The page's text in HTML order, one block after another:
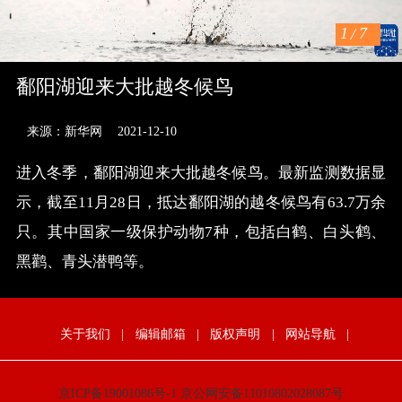
1 / 7
鄱阳湖迎来大批越冬候鸟
来源：新华网 2021-12-10
进入冬季，鄱阳湖迎来大批越冬候鸟。最新监测数据显
示，截至11月28日，抵达鄱阳湖的越冬候鸟有63.7万余
只。其中国家一级保护动物7种，包括白鹤、白头鹤、
黑鹳、青头潜鸭等。
关于我们 | 编辑邮箱 | 版权声明 | 网站导航 |
京ICP备19001086号-1 京公网安备11010802028087号